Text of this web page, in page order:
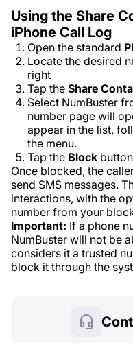
Using the Share
iPhone Call Log
Open the standard
Locate the desired
right
Tap the Share
Select NumBuster
number page will
appear in the list,
the menu.
Tap the Block
Once blocked, the
send SMS messages.
interactions, with the
number from your
Important: If a phone
NumBuster will not be
considers it a trusted
block it through the